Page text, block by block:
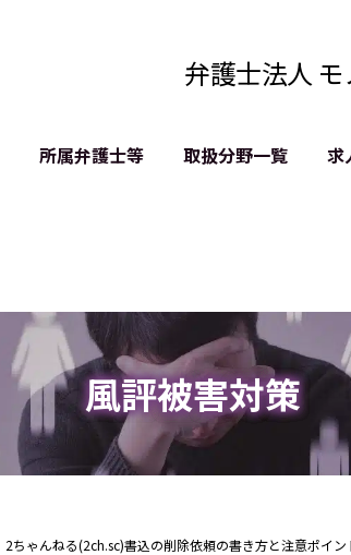
弁護士法人
所属弁護士等 取扱分野一覧
生成AI関連法務
記事・LPの薬機法等チェック
D2C等の不正転売対策
サイバー犯罪の刑事告訴等
求
風評被害対策
2ちゃんねる(2ch.sc)書込の削除依頼の書き方と注意ポイン